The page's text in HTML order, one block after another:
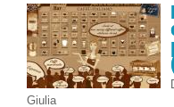
Giulia